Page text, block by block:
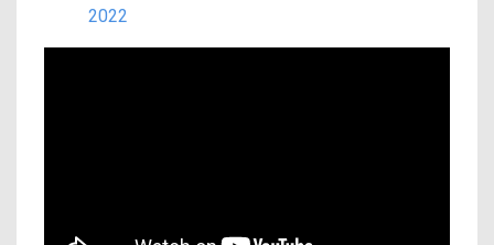
2022